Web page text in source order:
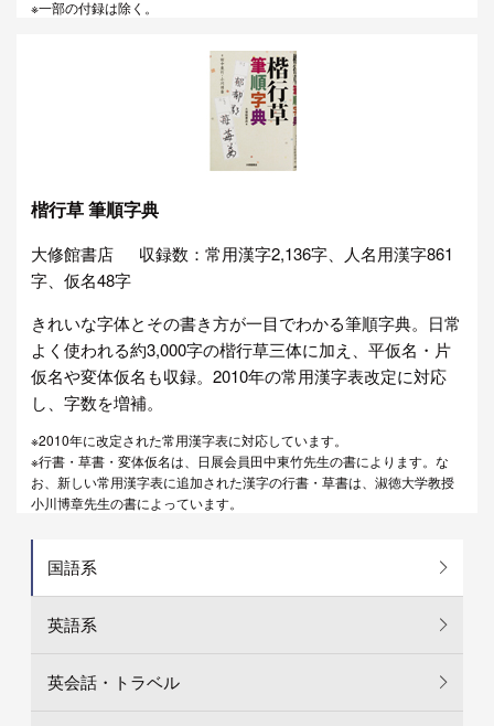
※一部の付録は除く。
楷行草 筆順字典
大修館書店
収録数：常用漢字2,136字、人名用漢字861
字、仮名48字
きれいな字体とその書き方が一目でわかる筆順字典。日常
よく使われる約3,000字の楷行草三体に加え、平仮名・片
仮名や変体仮名も収録。2010年の常用漢字表改定に対応
し、字数を増補。
※2010年に改定された常用漢字表に対応しています。
※行書・草書・変体仮名は、日展会員田中東竹先生の書によります。な
お、新しい常用漢字表に追加された漢字の行書・草書は、淑徳大学教授
小川博章先生の書によっています。
国語系
英語系
英会話・トラベル